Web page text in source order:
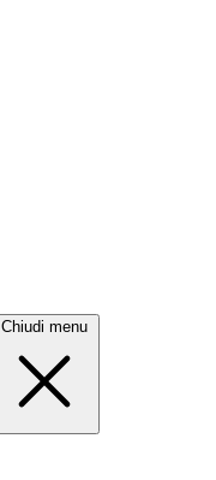
Chiudi menu